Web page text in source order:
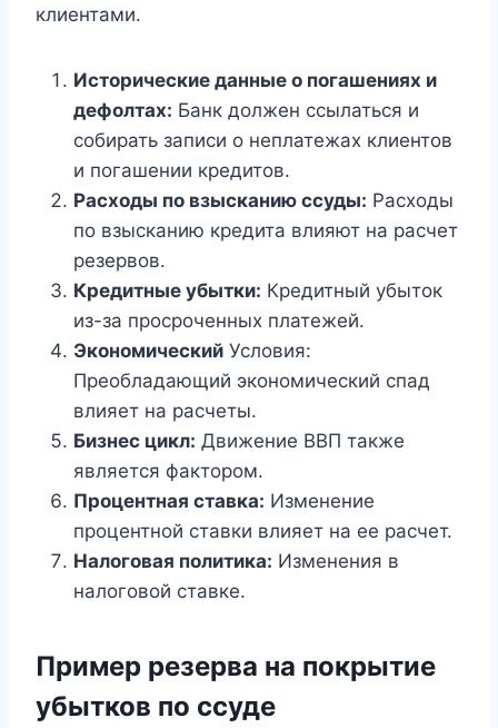
клиентами.
Исторические данные о погашениях и
дефолтах: Банк должен ссылаться и
собирать записи о неплатежах клиентов
и погашении кредитов.
Расходы по взысканию ссуды: Расходы
по взысканию кредита влияют на расчет
резервов.
Кредитные убытки: Кредитный убыток
из-за просроченных платежей.
Экономический Условия:
Преобладающий экономический спад
влияет на расчеты.
Бизнес цикл: Движение ВВП также
является фактором.
Процентная ставка: Изменение
процентной ставки влияет на ее расчет.
Налоговая политика: Изменения в
налоговой ставке.
Пример резерва на покрытие
убытков по ссуде